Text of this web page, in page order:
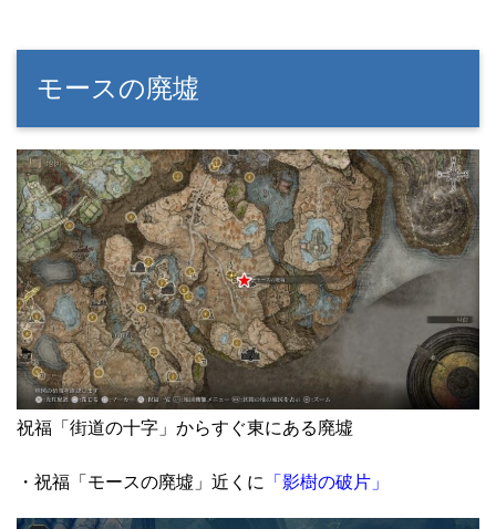
モースの廃墟
祝福「街道の十字」からすぐ東にある廃墟
・祝福「モースの廃墟」近くに 「影樹の破片」